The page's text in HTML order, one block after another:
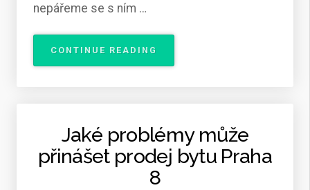
nepářeme se s ním …
CONTINUE READING
Jaké problémy může
přinášet prodej bytu Praha
8